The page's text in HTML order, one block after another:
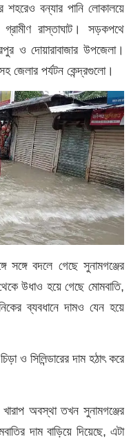
শহরেও বন্যার পানি লোকালয়ে
রাস্তাঘাট। সড়কপথে
ও দোয়ারাবাজার উপজেলা।
জেলার পর্যটন কেন্দ্রগুলো।
সঙ্গে বদলে গেছে সুনামগঞ্জের
উধাও হয়ে গেছে মোমবাতি,
ব্যবধানে দামও যেন হয়ে
ও সিলিন্ডারের দাম হঠাৎ করে
অবস্থা তখন সুনামগঞ্জের
দাম বাড়িয়ে দিয়েছে, এটা